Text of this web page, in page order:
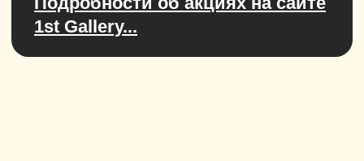
гостей в процесс и создаёт
неповторимые эмоции